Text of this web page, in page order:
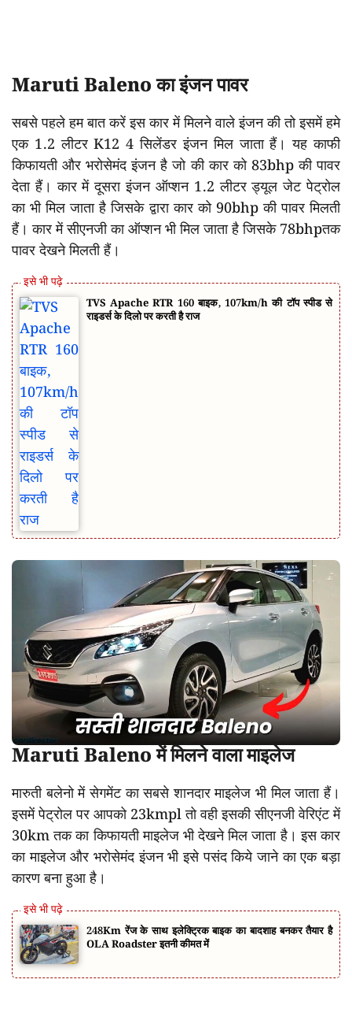
Maruti Baleno का इंजन पावर
सबसे पहले हम बात करें इस कार में मिलने वाले इंजन की तो इसमें हमे
एक 1.2 लीटर K12 4 सिलेंडर इंजन मिल जाता हैं। यह काफी
किफायती और भरोसेमंद इंजन है जो की कार को 83bhp की पावर
देता हैं। कार में दूसरा इंजन ऑप्शन 1.2 लीटर ड्यूल जेट पेट्रोल
का भी मिल जाता है जिसके द्वारा कार को 90bhp की पावर मिलती
हैं। कार में सीएनजी का ऑप्शन भी मिल जाता है जिसके 78bhpतक
पावर देखने मिलती हैं।
TVS Apache RTR 160 बाइक, 107km/h की टॉप स्पीड से
राइडर्स के दिलो पर करती है राज
Maruti Baleno में मिलने वाला माइलेज
मारुती बलेनो में सेगमेंट का सबसे शानदार माइलेज भी मिल जाता हैं।
इसमें पेट्रोल पर आपको 23kmpl तो वही इसकी सीएनजी वेरिएंट में
30km तक का किफायती माइलेज भी देखने मिल जाता है। इस कार
का माइलेज और भरोसेमंद इंजन भी इसे पसंद किये जाने का एक बड़ा
कारण बना हुआ है।
248Km रेंज के साथ इलेक्ट्रिक बाइक का बादशाह बनकर तैयार है
OLA Roadster इतनी कीमत में